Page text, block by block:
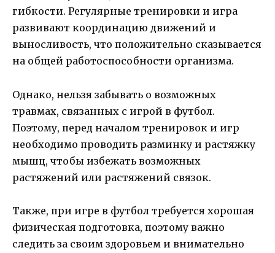
гибкости. Регулярные тренировки и игра
развивают координацию движений и
выносливость, что положительно сказывается
на общей работоспособности организма.
Однако, нельзя забывать о возможных
травмах, связанных с игрой в футбол.
Поэтому, перед началом тренировок и игр
необходимо проводить разминку и растяжку
мышц, чтобы избежать возможных
растяжений или растяжений связок.
Также, при игре в футбол требуется хорошая
физическая подготовка, поэтому важно
следить за своим здоровьем и внимательно